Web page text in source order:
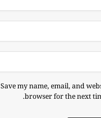
Save my name, email, and
browser for the next